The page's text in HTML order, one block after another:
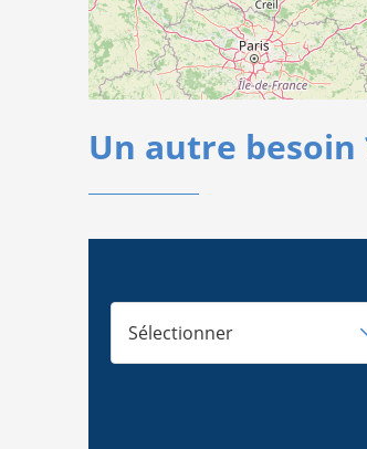
Un autre besoin
Sélectionner